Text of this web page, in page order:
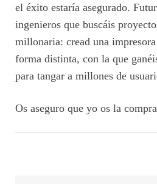
el éxito estaría asegurado.
ingenieros que buscáis
millonaria: cread una
forma distinta, con la que
para tangar a millones de
Os aseguro que yo os la